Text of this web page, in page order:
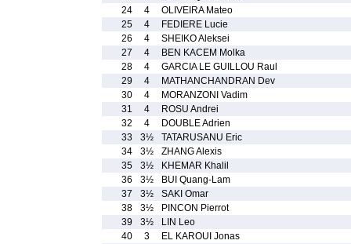
24
4
OLIVEIRA Mateo
25
4
FEDIERE Lucie
26
4
SHEIKO Aleksei
27
4
BEN KACEM Molka
28
4
GARCIA LE GUILLOU Raul
29
4
MATHANCHANDRAN Dev
30
4
MORANZONI Vadim
31
4
ROSU Andrei
32
4
DOUBLE Adrien
33
3½
TATARUSANU Eric
34
3½
ZHANG Alexis
35
3½
KHEMAR Khalil
36
3½
BUI Quang-Lam
37
3½
SAKI Omar
38
3½
PINCON Pierrot
39
3½
LIN Leo
40
3
EL KAROUI Jonas